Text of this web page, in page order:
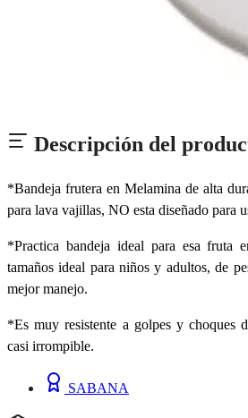
Descripción del
*Bandeja frutera en Melamina de alta
para lava vajillas, NO esta diseñado para
*Practica bandeja ideal para esa fruta
tamaños ideal para niños y adultos, de
mejor manejo.
*Es muy resistente a golpes y choques
casi irrompible.
SABANA